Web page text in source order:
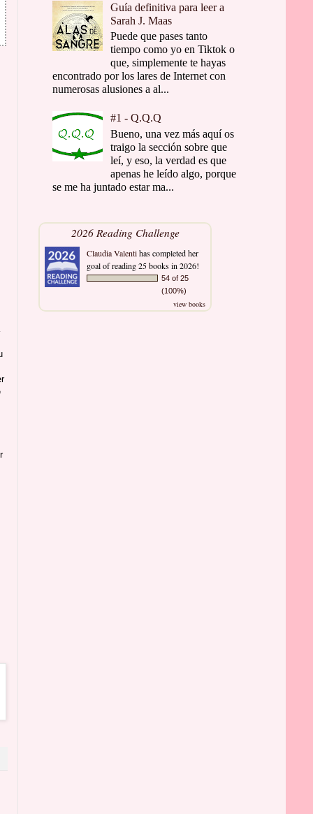
Guía definitiva para leer a
Sarah J. Maas
Puede que pases tanto
tiempo como yo en Tiktok o
que, simplemente te hayas
encontrado por los lares de Internet con
numerosas alusiones a al...
#1 - Q.Q.Q
Bueno, una vez más aquí os
traigo la sección sobre que
leí, y eso, la verdad es que
apenas he leído algo, porque
se me ha juntado estar ma...
2026 Reading Challenge
Claudia Valentihas completed her
goal of reading 25 books in 2026!
54 of 25
(100%)
view books